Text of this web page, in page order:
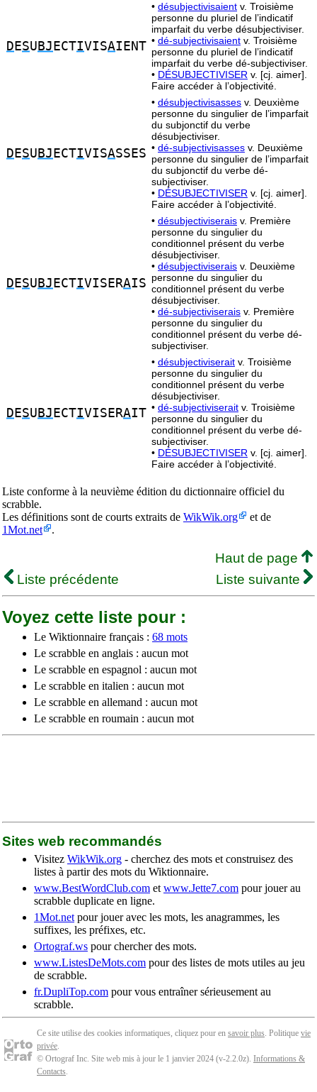
D ESU BJ ECTIVISAIENT
• désubjectivisaient v. Troisième
personne du pluriel de l’indicatif
imparfait du verbe désubjectiviser.
• dé-subjectivisaient v. Troisième
personne du pluriel de l’indicatif
imparfait du verbe dé-subjectiviser.
• DÉSUBJECTIVISER v. [cj. aimer].
Faire accéder à l’objectivité.
D ESU BJ ECTIVISASSES
• désubjectivisasses v. Deuxième
personne du singulier de l’imparfait
du subjonctif du verbe
désubjectiviser.
• dé-subjectivisasses v. Deuxième
personne du singulier de l’imparfait
du subjonctif du verbe dé-
subjectiviser.
• DÉSUBJECTIVISER v. [cj. aimer].
Faire accéder à l’objectivité.
D ESU BJ ECTIVISERAIS
• désubjectiviserais v. Première
personne du singulier du
conditionnel présent du verbe
désubjectiviser.
• désubjectiviserais v. Deuxième
personne du singulier du
conditionnel présent du verbe
désubjectiviser.
• dé-subjectiviserais v. Première
personne du singulier du
conditionnel présent du verbe dé-
subjectiviser.
D ESU BJ ECTIVISERAIT
• désubjectiviserait v. Troisième
personne du singulier du
conditionnel présent du verbe
désubjectiviser.
• dé-subjectiviserait v. Troisième
personne du singulier du
conditionnel présent du verbe dé-
subjectiviser.
• DÉSUBJECTIVISER v. [cj. aimer].
Faire accéder à l’objectivité.
Liste conforme à la neuvième édition du dictionnaire officiel du
scrabble.
Les définitions sont de courts extraits de WikWik.org
et de
1Mot.net
.
Haut de page
Liste précédente
Liste suivante
Voyez cette liste pour :
Le Wiktionnaire français : 68 mots
Le scrabble en anglais : aucun mot
Le scrabble en espagnol : aucun mot
Le scrabble en italien : aucun mot
Le scrabble en allemand : aucun mot
Le scrabble en roumain : aucun mot
Sites web recommandés
Visitez WikWik.org - cherchez des mots et construisez des
listes à partir des mots du Wiktionnaire.
www.BestWordClub.com et www.Jette7.com pour jouer au
scrabble duplicate en ligne.
1Mot.net pour jouer avec les mots, les anagrammes, les
suffixes, les préfixes, etc.
Ortograf.ws pour chercher des mots.
www.ListesDeMots.com pour des listes de mots utiles au jeu
de scrabble.
fr.DupliTop.com pour vous entraîner sérieusement au
scrabble.
Ce site utilise des cookies informatiques, cliquez pour en savoir plus. Politique vie
privée.
© Ortograf Inc. Site web mis à jour le 1 janvier 2024 (v-2.2.0z). Informations &
Contacts.